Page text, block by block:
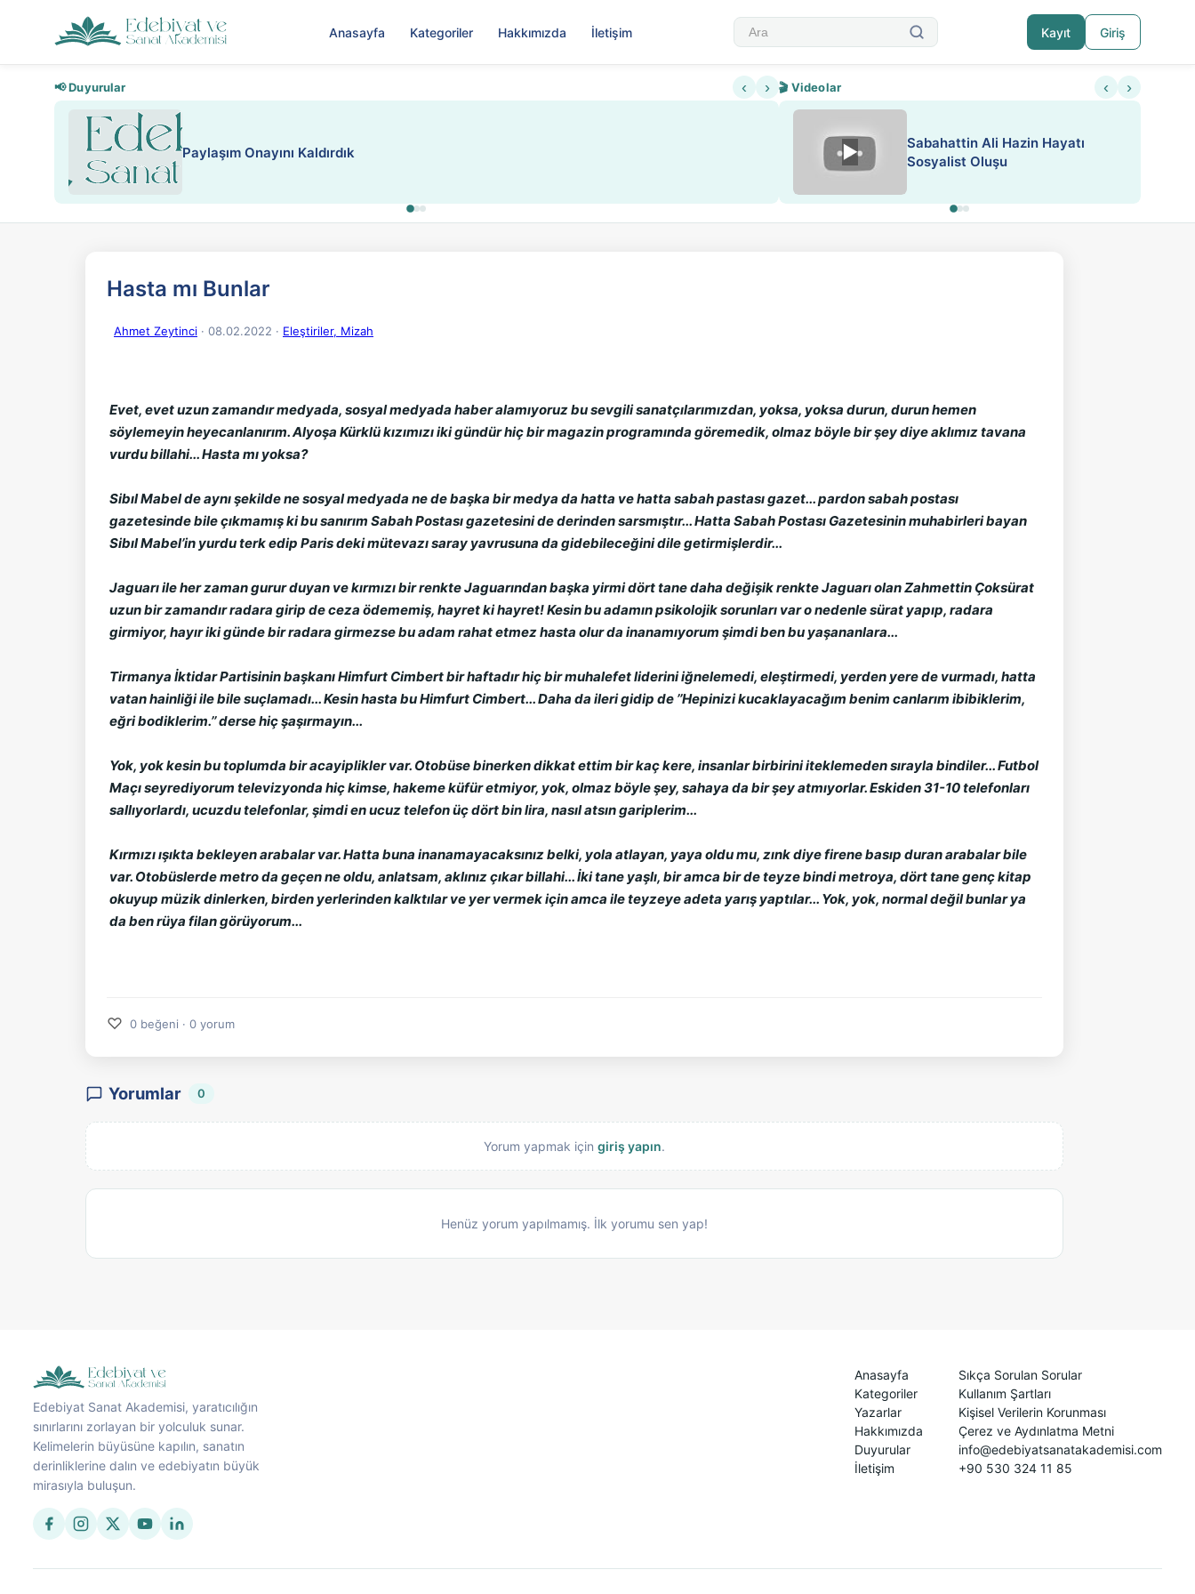
Anasayfa Kategoriler Hakkımızda İletişim Kayıt Giriş
📢 Duyurular ‹ ›
Paylaşım Onayını Kaldırdık Nadir içeriklere kısıtlama ve kredi sistemi
🎬 Videolar ‹ ›
▶
Sabahattin Ali Hazin Hayatı
Sosyalist Oluşu
Hasta mı Bunlar
Ahmet Zeytinci · 08.02.2022 · Eleştiriler, Mizah
Evet, evet uzun zamandır medyada, sosyal medyada haber alamıyoruz bu sevgili sanatçılarımızdan, yoksa, yoksa durun, durun hemen
söylemeyin heyecanlanırım. Alyoşa Kürklü kızımızı iki gündür hiç bir magazin programında göremedik, olmaz böyle bir şey diye aklımız tavana
vurdu billahi... Hasta mı yoksa?
Sibıl Mabel de aynı şekilde ne sosyal medyada ne de başka bir medya da hatta ve hatta sabah pastası gazet... pardon sabah postası
gazetesinde bile çıkmamış ki bu sanırım Sabah Postası gazetesini de derinden sarsmıştır... Hatta Sabah Postası Gazetesinin muhabirleri bayan
Sibıl Mabel’in yurdu terk edip Paris deki mütevazı saray yavrusuna da gidebileceğini dile getirmişlerdir...
Jaguarı ile her zaman gurur duyan ve kırmızı bir renkte Jaguarından başka yirmi dört tane daha değişik renkte Jaguarı olan Zahmettin Çoksürat
uzun bir zamandır radara girip de ceza ödememiş, hayret ki hayret! Kesin bu adamın psikolojik sorunları var o nedenle sürat yapıp, radara
girmiyor, hayır iki günde bir radara girmezse bu adam rahat etmez hasta olur da inanamıyorum şimdi ben bu yaşananlara...
Tirmanya İktidar Partisinin başkanı Himfurt Cimbert bir haftadır hiç bir muhalefet liderini iğnelemedi, eleştirmedi, yerden yere de vurmadı, hatta
vatan hainliği ile bile suçlamadı... Kesin hasta bu Himfurt Cimbert... Daha da ileri gidip de ’’Hepinizi kucaklayacağım benim canlarım ibibiklerim,
eğri bodiklerim.’’ derse hiç şaşırmayın...
Yok, yok kesin bu toplumda bir acayiplikler var. Otobüse binerken dikkat ettim bir kaç kere, insanlar birbirini iteklemeden sırayla bindiler... Futbol
Maçı seyrediyorum televizyonda hiç kimse, hakeme küfür etmiyor, yok, olmaz böyle şey, sahaya da bir şey atmıyorlar. Eskiden 31-10 telefonları
sallıyorlardı, ucuzdu telefonlar, şimdi en ucuz telefon üç dört bin lira, nasıl atsın gariplerim...
Kırmızı ışıkta bekleyen arabalar var. Hatta buna inanamayacaksınız belki, yola atlayan, yaya oldu mu, zınk diye firene basıp duran arabalar bile
var. Otobüslerde metro da geçen ne oldu, anlatsam, aklınız çıkar billahi... İki tane yaşlı, bir amca bir de teyze bindi metroya, dört tane genç kitap
okuyup müzik dinlerken, birden yerlerinden kalktılar ve yer vermek için amca ile teyzeye adeta yarış yaptılar... Yok, yok, normal değil bunlar ya
da ben rüya filan görüyorum...
♡ 0 beğeni · 0 yorum
Yorumlar 0
Yorum yapmak için giriş yapın.
Henüz yorum yapılmamış. İlk yorumu sen yap!
Edebiyat Sanat Akademisi, yaratıcılığın
sınırlarını zorlayan bir yolculuk sunar.
Kelimelerin büyüsüne kapılın, sanatın
derinliklerine dalın ve edebiyatın büyük
mirasıyla buluşun.
Anasayfa
Kategoriler
Yazarlar
Hakkımızda
Duyurular
İletişim
Sıkça Sorulan Sorular
Kullanım Şartları
Kişisel Verilerin Korunması
Çerez ve Aydınlatma Metni
info@edebiyatsanatakademisi.com
+90 530 324 11 85